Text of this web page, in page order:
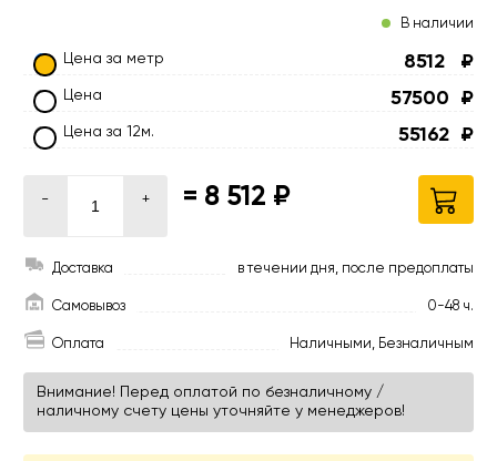
В наличии
Цена за метр 8512 ₽
Цена 57500 ₽
Цена за 12м. 55162 ₽
- + = 8 512 ₽
Доставка в течении дня, после предоплаты
Самовывоз 0-48 ч.
Оплата Наличными, Безналичным
Внимание! Перед оплатой по безналичному /
наличному счету цены уточняйте у менеджеров!